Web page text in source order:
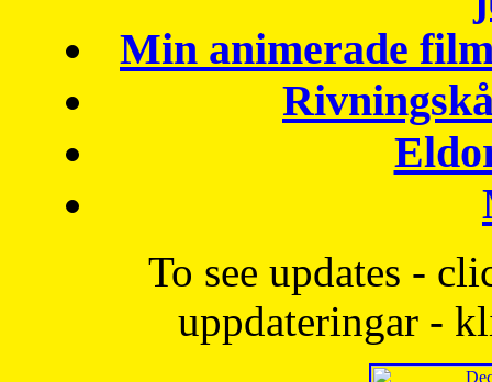
Min animerade
To see updates -
uppdateringar -